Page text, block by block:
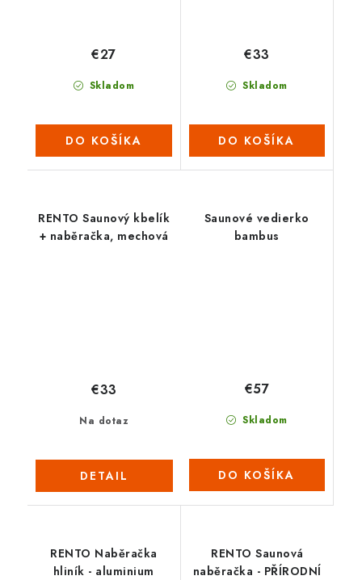
Skladom
€27
DO KOŠÍKA
Skladom
€33
DO KOŠÍKA
RENTO Saunový kbelík
+ naběračka, mechová
Na dotaz
€33
DETAIL
Saunové vedierko
bambus
Skladom
€57
DO KOŠÍKA
RENTO Naběračka
hliník - aluminium
RENTO Saunová
naběračka - PŘÍRODNÍ